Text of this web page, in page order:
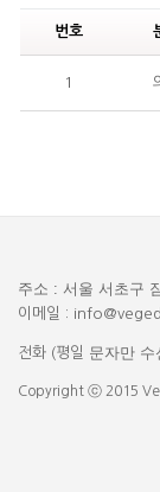
번호
1
주소 : 서울 서초구
이메일 :
전화 (평일 문자만 수
Copyright ⓒ 2015